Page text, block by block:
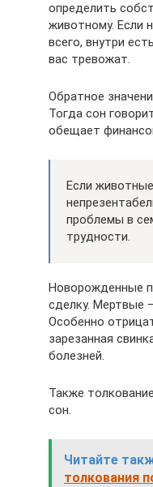
определить
животному. Если
всего, внутри
вас тревожат.
Обратное
Тогда сон
обещает
Если
проблемы в
трудности.
Новорожденные
сделку. Мертвые
Особенно
зарезанная
болезней.
Также
сон.
Читайте
толкования